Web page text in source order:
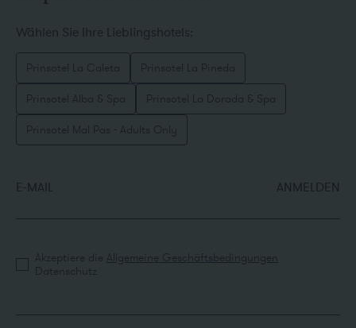
Wählen Sie Ihre Lieblingshotels:
Prinsotel La Caleta Prinsotel La Pineda
Prinsotel Alba & Spa Prinsotel La Dorada & Spa
Prinsotel Mal Pas - Adults Only
E-MAIL ANMELDEN
Akzeptiere die Allgemeine Geschäftsbedingungen
Datenschutz